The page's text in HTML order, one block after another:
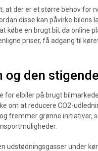
at der er et større behov for
disse kan påvirke bilens
købe en brugt bil, da online
priser, få adgang til
og den
for elbiler på brugt
om at reducere CO2-
fremmer grønne
udstødningsgasser under